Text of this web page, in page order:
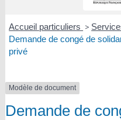
Accueil particuliers >
Demande de congé de
privé
Modèle de document
Demande de